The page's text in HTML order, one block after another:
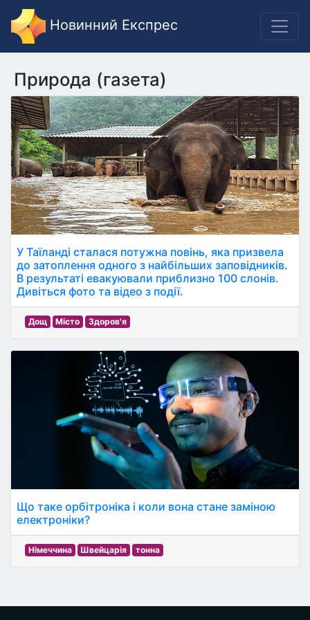
Новинний Експрес
Природа (газета)
У Таїланді сталася потужна повінь, яка призвела
до затоплення одного з найбільших заповідників.
В результаті евакуювали приблизно 100 слонів.
Дивіться фото та відео з події.
Дощ Місто Здоров'я
Що таке орбітроніка і коли вона стане заміною
електроніки?
Німеччина Швейцарія тонна